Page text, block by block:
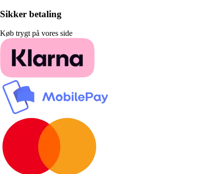
Sikker betaling
Køb trygt på vores side